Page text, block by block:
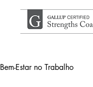
Bem-Estar no Trabalho